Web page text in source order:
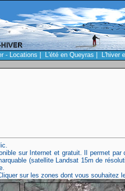
- Locations L'été en Queyras L'hiver
sur Internet et gratuit. Il permet
(satellite Landsat 15m de
sur les zones dont vous souhaitez